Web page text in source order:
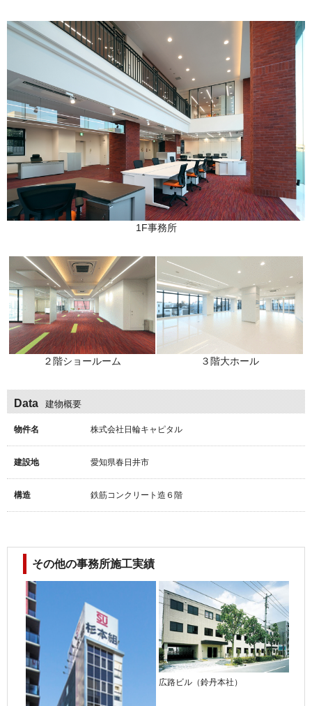
1F事務所
２階ショールーム ３階大ホール
Data 建物概要
物件名 株式会社日輪キャピタル
建設地 愛知県春日井市
構造 鉄筋コンクリート造６階
その他の事務所施工実績
広路ビル（鈴丹本社）